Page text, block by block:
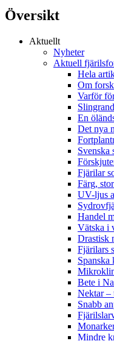
Översikt
Aktuellt
Nyheter
Aktuell
Hela
Om
Varför
En
Det nya
Svenska
Fjärilar
Färg,
UV-ljus
Handel
Vätska i
Drastisk
Fjärilars
Spanska
Bete i
Nektar –
Snabb
Mindre